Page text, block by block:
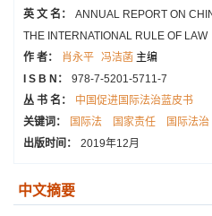
英 文 名：
ANNUAL REPORT ON
THE INTERNATIONAL RULE OF LAW
作 者：
肖永平 冯洁菡 主编
I S B N：
978-7-5201-5711-7
丛 书 名：
中国促进国际法治蓝皮书
关键词：
国际法 国家责任
国际法治
出版时间：
2019年12月
中文摘要